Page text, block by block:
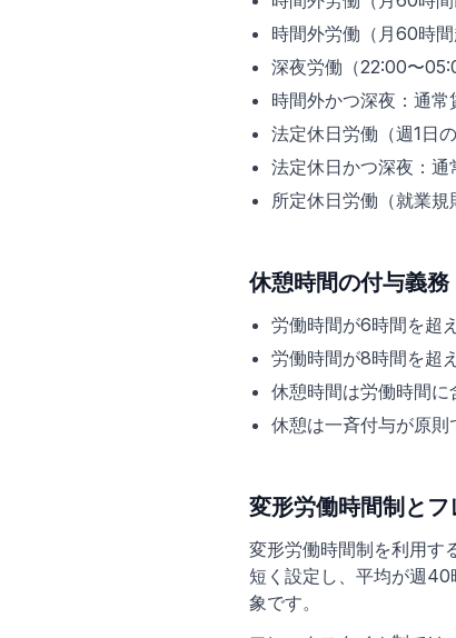
時間外労働（月60時
深夜労働（22:00〜
時間外かつ深夜：通常
法定休日労働（週1日
法定休日かつ深夜：通
所定休日労働（就業規
休憩時間の付与義務
労働時間が6時間を超
労働時間が8時間を超
休憩時間は労働時間に
休憩は一斉付与が原則
変形労働時間制とフ
変形労働時間制を利用す
短く設定し、平均が週40
象です。